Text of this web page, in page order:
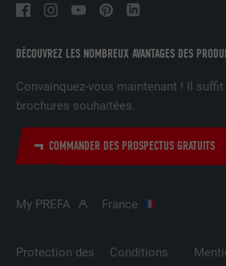
DÉCOUVREZ LES NOMBREUX AVANTAGES DES
Convainquez-vous maintenant ! Il
brochures souhaitées.
COMMANDER DES PROSPECTUS GRATUITS
My PREFA France
Protection des
Conditions
UTILITÉ
Est utilisé pour
la publicité adaptée
NOM lidc
FOURNISSEUR LinkedIn
EXPIRATION 1 jour
UTILITÉ
Utilisé par le
LinkedIn pour